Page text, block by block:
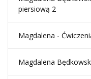
piersiową 2
Magdalena -
Magdalena